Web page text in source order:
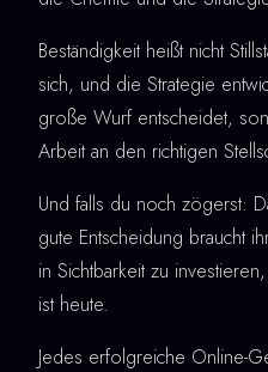
Beständigkeit heißt nicht
sich, und die Strategie
große Wurf entscheidet,
Arbeit an den richtigen
Und falls du noch zögerst:
gute Entscheidung braucht
in Sichtbarkeit zu
ist heute.
Jedes erfolgreiche Online-